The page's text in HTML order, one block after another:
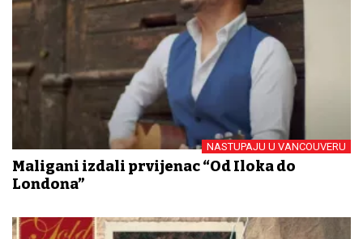
NASTUPAJU U VANCOUVERU
Maligani izdali prvijenac “Od Iloka do
Londona”